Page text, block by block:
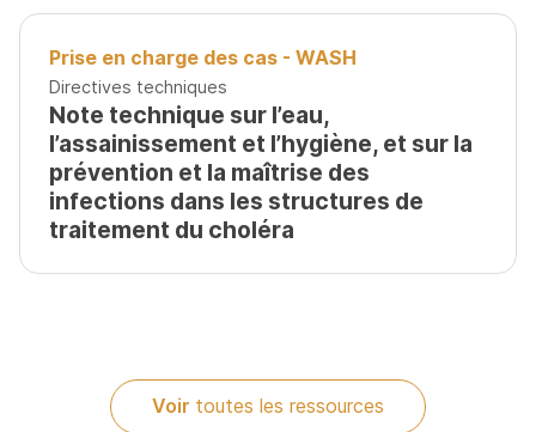
Prise en charge des cas - WASH
Directives techniques
Note technique sur l’eau,
l’assainissement et l’hygiène, et sur la
prévention et la maîtrise des
infections dans les structures de
traitement du choléra
Voir toutes les ressources